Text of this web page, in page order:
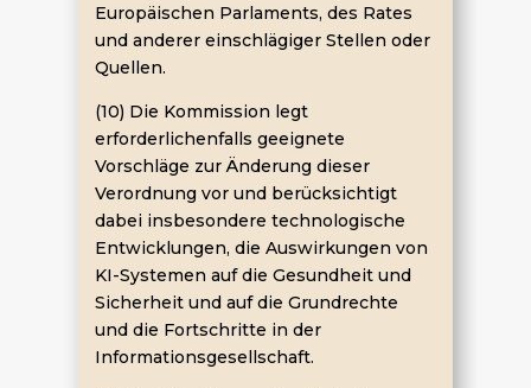
Europäischen Parlaments, des Rates
und anderer einschlägiger Stellen oder
Quellen.
(10) Die Kommission legt
erforderlichenfalls geeignete
Vorschläge zur Änderung dieser
Verordnung vor und berücksichtigt
dabei insbesondere technologische
Entwicklungen, die Auswirkungen von
KI-Systemen auf die Gesundheit und
Sicherheit und auf die Grundrechte
und die Fortschritte in der
Informationsgesellschaft.